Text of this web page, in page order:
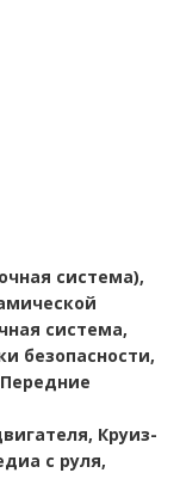
система),
система,
безопасности,
Круиз-
с руля,